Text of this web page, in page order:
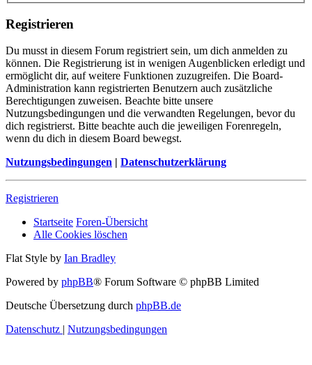
Registrieren
Du musst in diesem Forum registriert sein, um dich anmelden zu
können. Die Registrierung ist in wenigen Augenblicken erledigt und
ermöglicht dir, auf weitere Funktionen zuzugreifen. Die Board-
Administration kann registrierten Benutzern auch zusätzliche
Berechtigungen zuweisen. Beachte bitte unsere
Nutzungsbedingungen und die verwandten Regelungen, bevor du
dich registrierst. Bitte beachte auch die jeweiligen Forenregeln,
wenn du dich in diesem Board bewegst.
Nutzungsbedingungen | Datenschutzerklärung
Registrieren
Startseite Foren-Übersicht
Alle Cookies löschen
Flat Style by Ian Bradley
Powered by phpBB® Forum Software © phpBB Limited
Deutsche Übersetzung durch phpBB.de
Datenschutz | Nutzungsbedingungen